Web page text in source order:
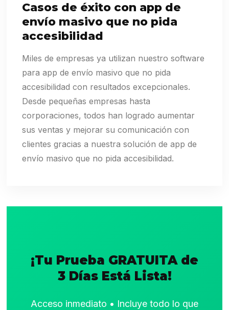
Casos de éxito con app de
envío masivo que no pida
accesibilidad
Miles de empresas ya utilizan nuestro software
para app de envío masivo que no pida
accesibilidad con resultados excepcionales.
Desde pequeñas empresas hasta
corporaciones, todos han logrado aumentar
sus ventas y mejorar su comunicación con
clientes gracias a nuestra solución de app de
envío masivo que no pida accesibilidad.
¡Tu Prueba GRATUITA de
3 Días Está Lista!
Acceso inmediato • Incluye todo lo que